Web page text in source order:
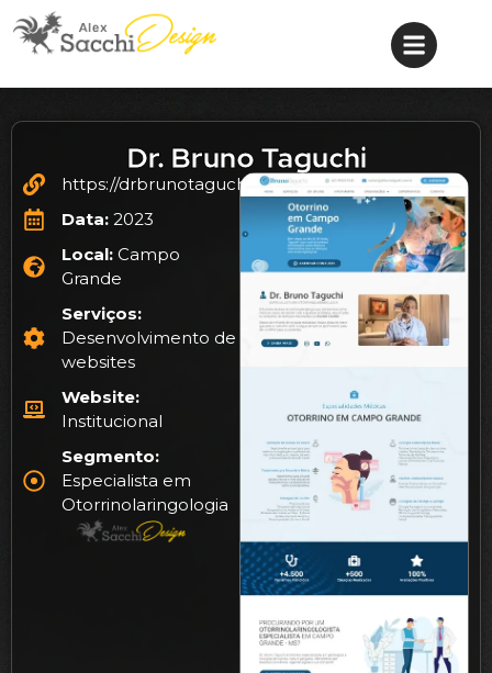
Dr. Bruno Taguchi
https://drbrunotaguchi.com.br/
Data: 2023
Local: Campo
Grande
Serviços:
Desenvolvimento de
websites
Website:
Institucional
Segmento:
Especialista em
Otorrinolaringologia